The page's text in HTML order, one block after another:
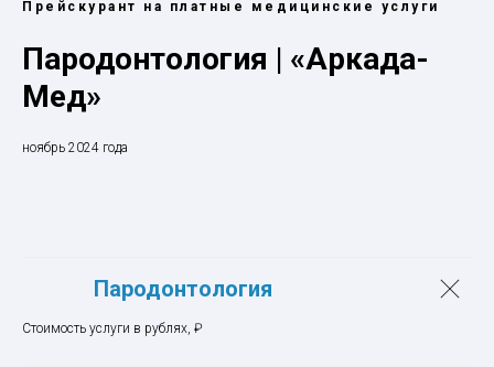
Прейскурант на платные медицинские услуги
Пародонтология | «Аркада-
Мед»
ноябрь 2024 года
Пародонтология
Стоимость услуги в рублях, ₽